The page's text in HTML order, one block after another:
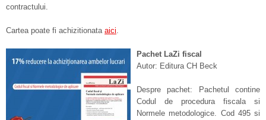
contractului.
Cartea poate fi achizitionata aici.
Pachet LaZi fiscal
Autor: Editura CH Beck
Despre pachet: Pachetul contine
Codul de procedura fiscala si
Normele metodologice. Cod 495 si